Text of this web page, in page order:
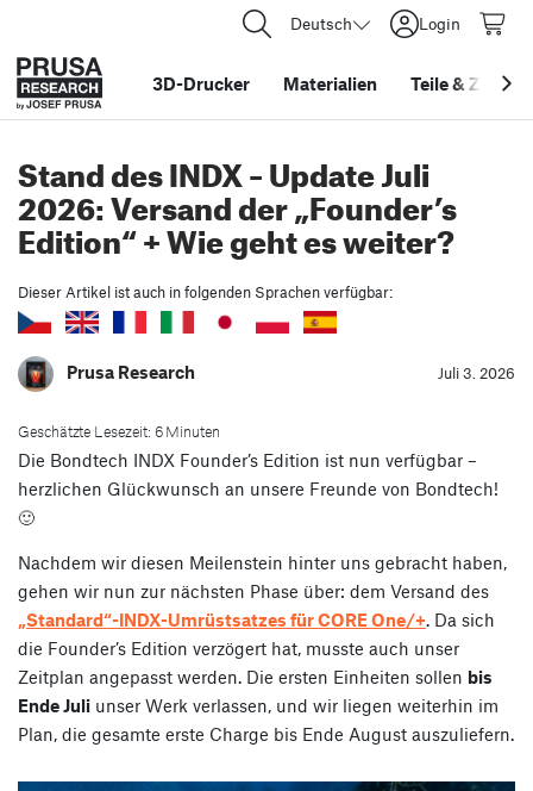
Deutsch Login
3D-Drucker Materialien Teile&
Stand des INDX – Update Juli
2026: Versand der „Founder’s
Edition“ + Wie geht es weiter?
Dieser Artikel ist auch in folgenden Sprachen verfügbar:
Prusa Research Juli 3. 2026
Geschätzte Lesezeit: 6 Minuten
Die Bondtech INDX Founder’s Edition ist nun verfügbar –
herzlichen Glückwunsch an unsere Freunde von Bondtech!
🙂
Nachdem wir diesen Meilenstein hinter uns gebracht haben,
gehen wir nun zur nächsten Phase über: dem Versand des
„Standard“-INDX-Umrüstsatzes für CORE One/+. Da sich
die Founder’s Edition verzögert hat, musste auch unser
Zeitplan angepasst werden. Die ersten Einheiten sollen bis
Ende Juli unser Werk verlassen, und wir liegen weiterhin im
Plan, die gesamte erste Charge bis Ende August auszuliefern.